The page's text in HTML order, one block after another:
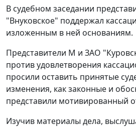
В судебном заседании
"Внуковское" поддержал
изложенным в ней основаниям.
Представители М и ЗАО
против удовлетворения
просили оставить принятые
изменения, как законные и
представили мотивированный
Изучив материалы дела,